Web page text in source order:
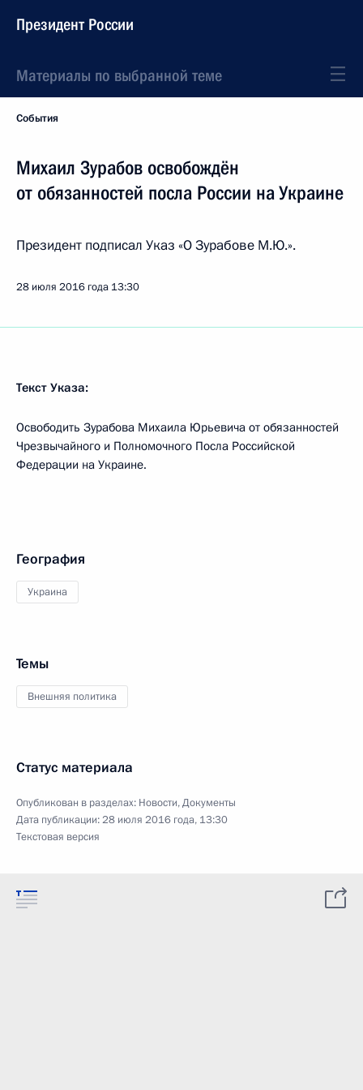
Президент России
Материалы по выбранной теме
События
Михаил Зурабов освобождён
от обязанностей посла России на Украине
Президент подписал Указ «О Зурабове М.Ю.».
28 июля 2016 года 13:30
Текст Указа:
Освободить Зурабова Михаила Юрьевича от обязанностей
Чрезвычайного и Полномочного Посла Российской
Федерации на Украине.
География
Украина
Темы
Внешняя политика
Статус материала
Опубликован в разделах: Новости,Документы
Дата публикации:28 июля 2016 года, 13:30
Текстовая версия